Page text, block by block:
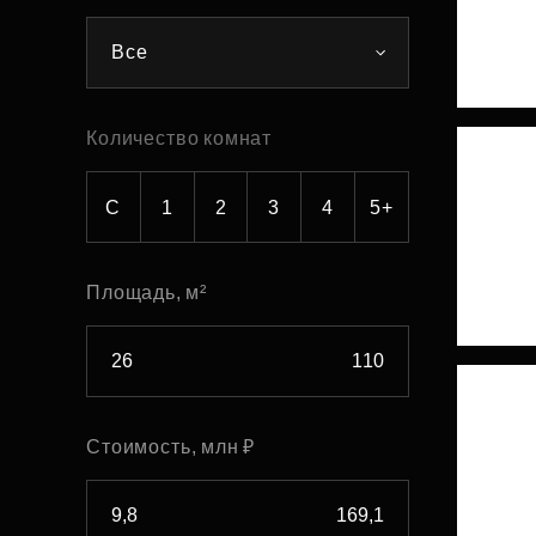
Все
Количество комнат
С 1 2 3 4 5+
Площадь, м²
Стоимость, млн ₽